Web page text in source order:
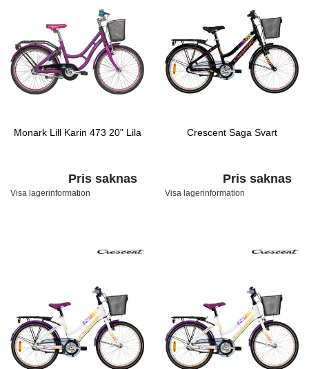
Monark Lill Karin 473 20" Lila
Pris saknas
Visa lagerinformation
Crescent Saga Svart
Pris saknas
Visa lagerinformation